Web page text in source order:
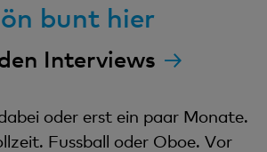
bunt hier
Interviews
oder erst ein paar Monate.
Fussball oder Oboe. Vor